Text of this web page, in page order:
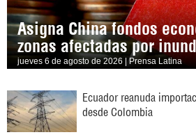
Asigna China fondos
zonas afectadas por
jueves 6 de agosto de 2026 | Prensa Latina
Ecuador reanuda
desde Colombia